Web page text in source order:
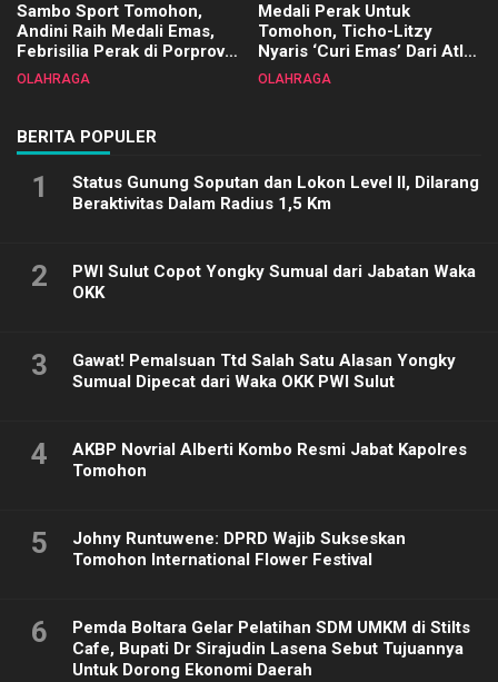
Sambo Sport Tomohon,
Andini Raih Medali Emas,
Febrisilia Perak di Porprov
Sulut 2025
OLAHRAGA
Medali Perak Untuk
Tomohon, Ticho-Litzy
Nyaris ‘Curi Emas’ Dari Atlet
Biliar PON di Porprov Sulut
OLAHRAGA
BERITA POPULER
1
Status Gunung Soputan dan Lokon Level II, Dilarang
Beraktivitas Dalam Radius 1,5 Km
2
PWI Sulut Copot Yongky Sumual dari Jabatan Waka
OKK
3
Gawat! Pemalsuan Ttd Salah Satu Alasan Yongky
Sumual Dipecat dari Waka OKK PWI Sulut
4
AKBP Novrial Alberti Kombo Resmi Jabat Kapolres
Tomohon
5
Johny Runtuwene: DPRD Wajib Sukseskan
Tomohon International Flower Festival
6
Pemda Boltara Gelar Pelatihan SDM UMKM di Stilts
Cafe, Bupati Dr Sirajudin Lasena Sebut Tujuannya
Untuk Dorong Ekonomi Daerah